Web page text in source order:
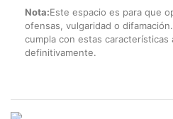
Nota:Este espacio es para que
ofensas, vulgaridad o
cumpla con estas características
definitivamente.